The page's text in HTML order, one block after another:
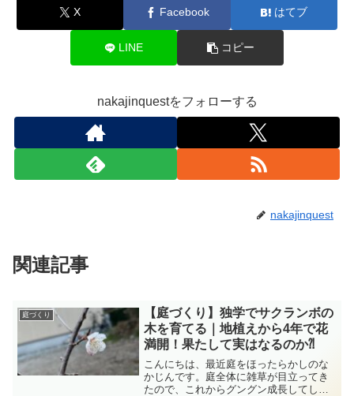
X Facebook はてブ
LINE コピー
nakajinquestをフォローする
nakajinquest
関連記事
庭づくり
【庭づくり】独学でサクランボの
木を育てる｜地植えから4年で花
満開！果たして実はなるのか⁈
こんにちは、最近庭をほったらかしのな
かじんです。庭全体に雑草が目立ってき
たので、これからグングン成長してしま